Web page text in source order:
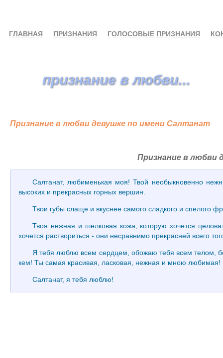
Признание в любви девушке по имени Салтанат
признание в любви...
ГЛАВНАЯ ПРИЗНАНИЯ ГОЛОСОВЫЕ ПРИЗНАНИЯ
Признание в любви
Салтанат, любименькая моя! Твой необыкновенно
высоких и прекрасных горных вершин.
Твои губы слаще и вкуснее самого сладкого и спелого
Твоя нежная и шелковая кожа, которую хочется
хочется раствориться - они несравнимо прекрасней всего
Я тебя люблю всем сердцем, обожаю тебя всем телом,
кем! Ты самая красивая, ласковая, нежная и мною
Салтанат, я тебя люблю!